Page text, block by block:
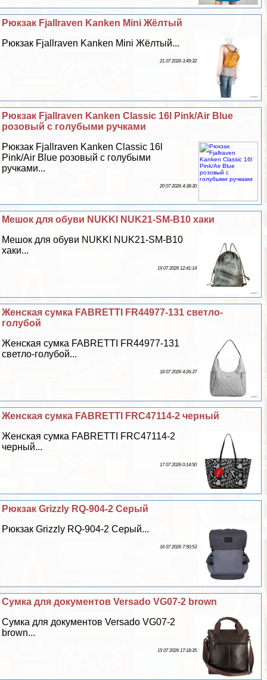
Рюкзак Fjallraven Kanken Mini Жёлтый
Рюкзак Fjallraven Kanken Mini Жёлтый...
21 07 2026 3:49:32
Рюкзак Fjallraven Kanken Classic 16l Pink/Air Blue
розовый с гoлyбыми ручками
Рюкзак Fjallraven Kanken Classic 16l
Pink/Air Blue розовый с гoлyбыми
ручками...
20 07 2026 4:38:30
Мешок для обуви NUKKI NUK21-SM-B10 хаки
Мешок для обуви NUKKI NUK21-SM-B10
хаки...
19 07 2026 12:41:14
Женская сумка FABRETTI FR44977-131 светло-
гoлyбой
Женская сумка FABRETTI FR44977-131
светло-гoлyбой...
18 07 2026 4:26:37
Женская сумка FABRETTI FRC47114-2 черный
Женская сумка FABRETTI FRC47114-2
черный...
17 07 2026 0:14:50
Рюкзак Grizzly RQ-904-2 Серый
Рюкзак Grizzly RQ-904-2 Серый...
16 07 2026 7:50:53
Сумка для документов Versado VG07-2 brown
Сумка для документов Versado VG07-2
brown...
15 07 2026 17:18:35